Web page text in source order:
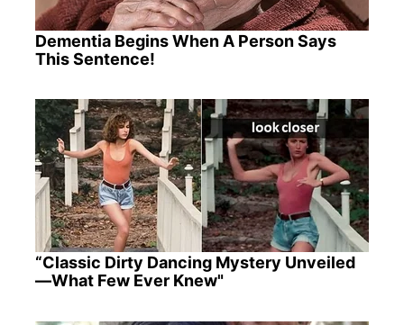
Dementia Begins When A Person Says
This Sentence!
“Classic Dirty Dancing Mystery Unveiled
—What Few Ever Knew"